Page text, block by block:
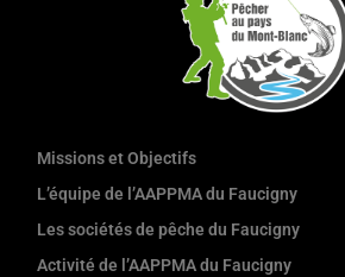
Missions et Objectifs
L’équipe de l’AAPPMA du Faucigny
Les sociétés de pêche du Faucigny
Activité de l’AAPPMA du Faucigny